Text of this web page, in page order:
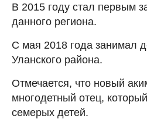
В 2015 году стал первым
данного региона.
С мая 2018 года занимал
Уланского района.
Отмечается, что новый
многодетный отец,
семерых детей.